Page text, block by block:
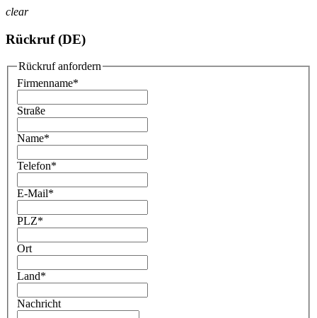
clear
Rückruf (DE)
Rückruf anfordern
Firmenname*
Straße
Name*
Telefon*
E-Mail*
PLZ*
Ort
Land*
Nachricht